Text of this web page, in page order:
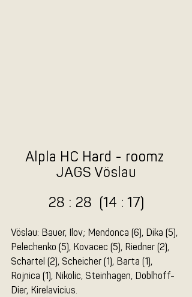
Alpla HC Hard - roomz
JAGS Vöslau
28 : 28  (14 : 17)
Vöslau: Bauer, Ilov; Mendonca (6), Dika (5),
Pelechenko (5), Kovacec (5), Riedner (2),
Schartel (2), Scheicher (1), Barta (1),
Rojnica (1), Nikolic, Steinhagen, Doblhoff-
Dier, Kirelavicius.